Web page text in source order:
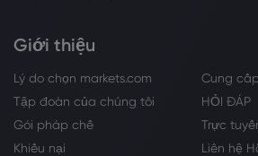
Giới thiệu
Lý do chọn markets.com
Cung
Tập đoàn của chúng tôi
HỎI ĐÁP
Gói pháp chế
Trực
Khiếu nại
Liên hệ